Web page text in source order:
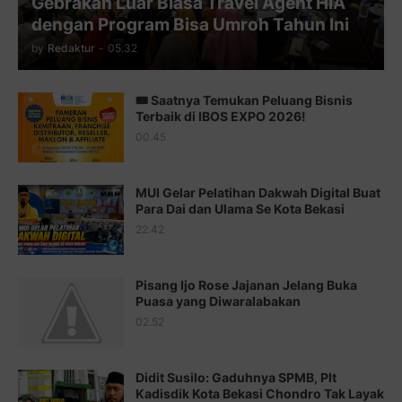
Juz 11 ⇨http://j.mp/2bHf80y
Juz 13 ⇨http://j.mp/2bFTiKQ
Juz 14 ⇨http://j.mp/2b8SUTA
Juz 15 ⇨http://j.mp/2bFRQIM
Juz 17 ⇨http://j.mp/2brHsFz
Juz 18 ⇨http://j.mp/2b8SCfc
http://j.mp/2bFSq95
http://j.mp/2brI1zc
Juz 22 ⇨http://j.mp/2bFRxNP
dengan Program Bisa Umroh Tahun Ini
by Redaktur - 05.32
🎟️ Saatnya Temukan Peluang Bisnis
Terbaik di IBOS EXPO 2026!
00.45
MUI Gelar Pelatihan Dakwah Digital Buat
Para Dai dan Ulama Se Kota Bekasi
22.42
Pisang Ijo Rose Jajanan Jelang Buka
Puasa yang Diwaralabakan
02.52
Didit Susilo: Gaduhnya SPMB, Plt
Kadisdik Kota Bekasi Chondro Tak Layak